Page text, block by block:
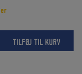
TILFØJ TIL KURV